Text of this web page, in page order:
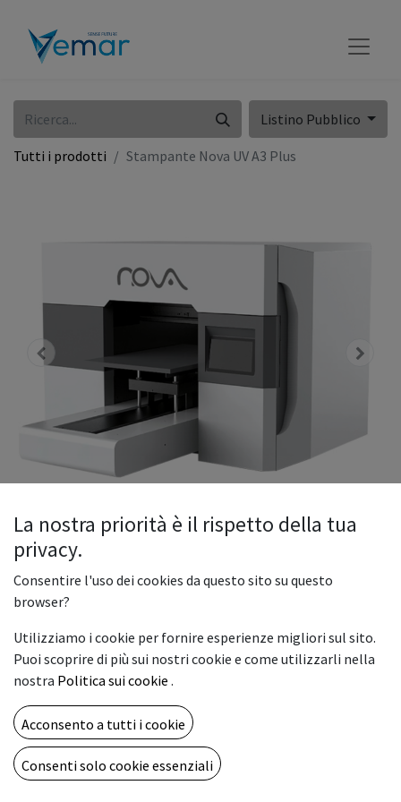
Listino Pubblico
Tutti i prodotti Stampante Nova UV A3 Plus
Stampante Nova UV A3 Plus
UV Smart Printer con area di stampa A3+
Nova UV A3 Plus è una stampante UV di formato A3+ dal
design estremamente compatto che permette infinite
possibilità nel campo della personalizzazione di gadget ed
accessori.
La sua incredibile versatilità consente all’utilizzatore di
poter stampare materiali rigidi, oggetti cilindrici o anche
La nostra priorità è il rispetto della tua
privacy.
Consentire l'uso dei cookies da questo sito su questo
browser?
Utilizziamo i cookie per fornire esperienze migliori sul sito.
Puoi scoprire di più sui nostri cookie e come utilizzarli nella
nostra Politica sui cookie .
Acconsento a tutti i cookie
Consenti solo cookie essenziali